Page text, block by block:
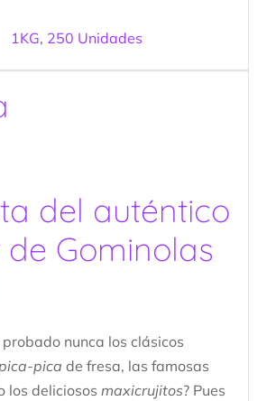
1KG, 250 Unidades
del auténtico
Gominolas
probado nunca los clásicos
pica de fresa, las famosas
los deliciosos maxicrujitos? Pues